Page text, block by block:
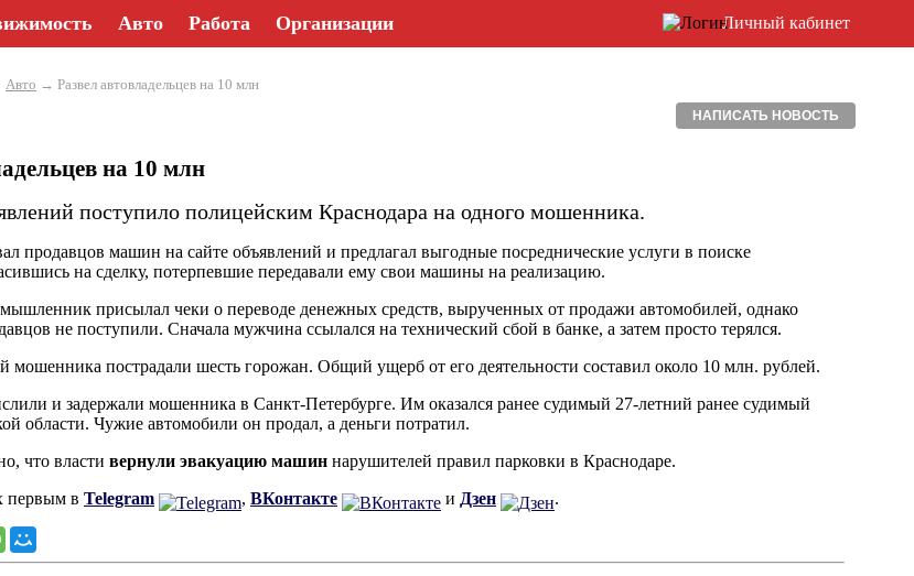
Авто Работа Организации Личный кабинет
Авто → Развел автовладельцев на 10 млн
НАПИСАТЬ НОВОСТЬ
на 10 млн
поступило полицейским Краснодара на одного мошенника.
продавцов машин на сайте объявлений и предлагал выгодные посреднические услуги в поиске
на сделку, потерпевшие передавали ему свои машины на реализацию.
присылал чеки о переводе денежных средств, вырученных от продажи автомобилей, однако
не поступили. Сначала мужчина ссылался на технический сбой в банке, а затем просто терялся.
мошенника пострадали шесть горожан. Общий ущерб от его деятельности составил около 10 млн. рублей.
и задержали мошенника в Санкт-Петербурге. Им оказался ранее судимый 27-летний ранее судимый
области. Чужие автомобили он продал, а деньги потратил.
что власти вернули эвакуацию машин нарушителей правил парковки в Краснодаре.
первым в Telegram , ВКонтакте и Дзен .